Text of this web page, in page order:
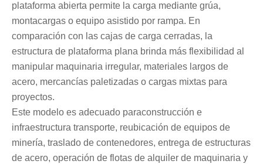
plataforma abierta permite la carga mediante grúa,
montacargas o equipo asistido por rampa. En
comparación con las cajas de carga cerradas, la
estructura de plataforma plana brinda más flexibilidad al
manipular maquinaria irregular, materiales largos de
acero, mercancías paletizadas o cargas mixtas para
proyectos.
Este modelo es adecuado paraconstrucción e
infraestructura transporte, reubicación de equipos de
minería, traslado de contenedores, entrega de estructuras
de acero, operación de flotas de alquiler de maquinaria y